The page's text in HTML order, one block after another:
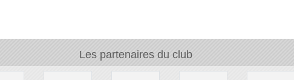
Les partenaires du club